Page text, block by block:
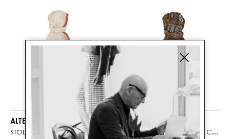
ALTEA
STOLA DONNA PANNA A TINTA UNITA
ALTEA
SCIARPA DONNA ROSSO CON STAMPA ALL OVER